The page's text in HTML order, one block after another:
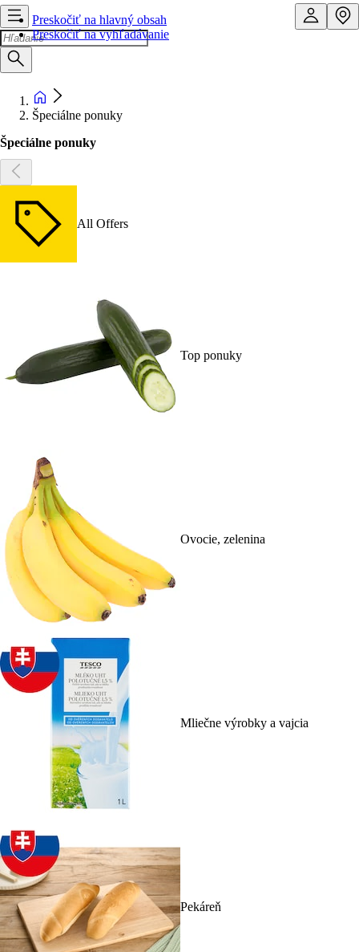
Preskočiť na hlavný obsah
Preskočiť na vyhľadávanie
Špeciálne ponuky
Špeciálne ponuky
All Offers
Top ponuky
Ovocie, zelenina
Mliečne výrobky a vajcia
Pekáreň